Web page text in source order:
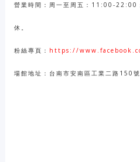
營業時間：周一至周五：11:00-
休。
粉絲專頁： https://
場館地址：台南市安南區工業二路150號